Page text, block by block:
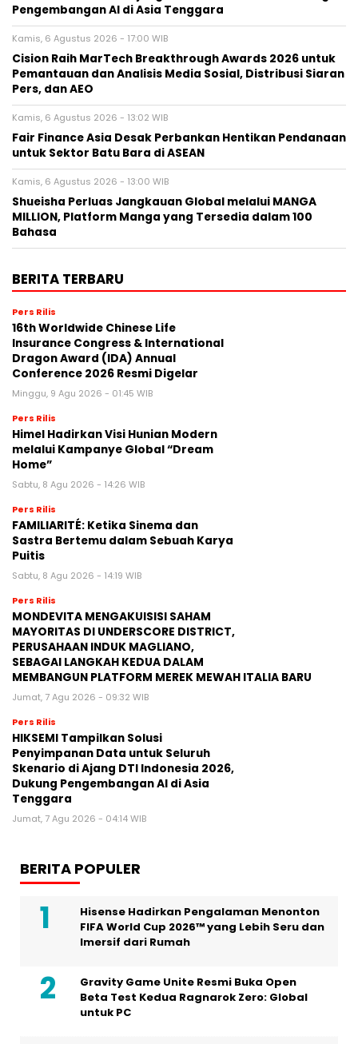
Pengembangan AI di Asia Tenggara
Kamis, 6 Agustus 2026 - 17:00 WIB
Cision Raih MarTech Breakthrough Awards 2026 untuk
Pemantauan dan Analisis Media Sosial, Distribusi Siaran
Pers, dan AEO
Kamis, 6 Agustus 2026 - 13:02 WIB
Fair Finance Asia Desak Perbankan Hentikan Pendanaan
untuk Sektor Batu Bara di ASEAN
Kamis, 6 Agustus 2026 - 13:00 WIB
Shueisha Perluas Jangkauan Global melalui MANGA
MILLION, Platform Manga yang Tersedia dalam 100
Bahasa
BERITA TERBARU
Pers Rilis
16th Worldwide Chinese Life
Insurance Congress & International
Dragon Award (IDA) Annual
Conference 2026 Resmi Digelar
Minggu, 9 Agu 2026 - 01:45 WIB
Pers Rilis
Himel Hadirkan Visi Hunian Modern
melalui Kampanye Global “Dream
Home”
Sabtu, 8 Agu 2026 - 14:26 WIB
Pers Rilis
FAMILIARITÉ: Ketika Sinema dan
Sastra Bertemu dalam Sebuah Karya
Puitis
Sabtu, 8 Agu 2026 - 14:19 WIB
Pers Rilis
MONDEVITA MENGAKUISISI SAHAM
MAYORITAS DI UNDERSCORE DISTRICT,
PERUSAHAAN INDUK MAGLIANO,
SEBAGAI LANGKAH KEDUA DALAM
MEMBANGUN PLATFORM MEREK MEWAH ITALIA BARU
Jumat, 7 Agu 2026 - 09:32 WIB
Pers Rilis
HIKSEMI Tampilkan Solusi
Penyimpanan Data untuk Seluruh
Skenario di Ajang DTI Indonesia 2026,
Dukung Pengembangan AI di Asia
Tenggara
Jumat, 7 Agu 2026 - 04:14 WIB
BERITA POPULER
Hisense Hadirkan Pengalaman Menonton
FIFA World Cup 2026™ yang Lebih Seru dan
Imersif dari Rumah
Gravity Game Unite Resmi Buka Open
Beta Test Kedua Ragnarok Zero: Global
untuk PC